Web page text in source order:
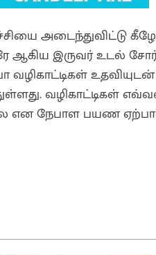
அடைந்துவிட்டு
ஆகிய இருவர் உடல்
உதவியுடன்
வழிகாட்டிகள்
என நேபாள பயண